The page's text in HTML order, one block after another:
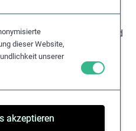
dieser Website,
unserer
akzeptieren
Directive
zwischen 2025
menschenrechtliche und
für große
von Unternehmen, dass
potenzieller und
auf die